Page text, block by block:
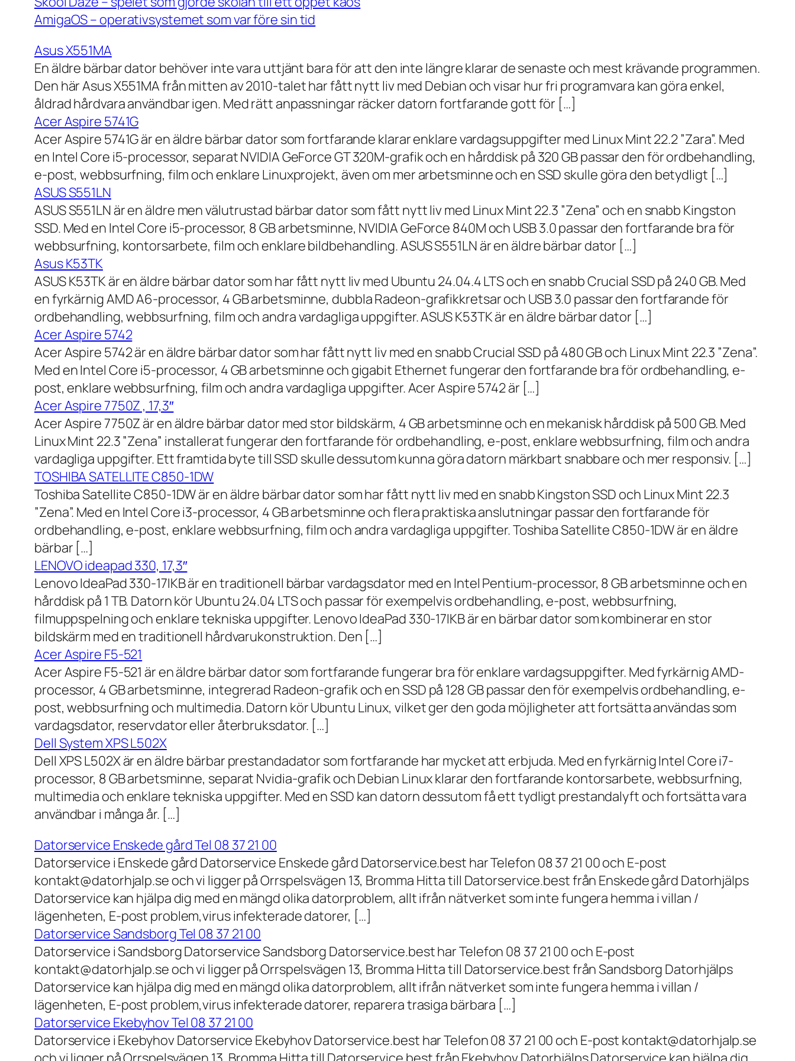
AmigaOS – operativsystemet som var före sin tid
Asus X551MA
En äldre bärbar dator behöver inte vara uttjänt bara för att den inte längre klarar de senaste och mest krävande programmen.
Den här Asus X551MA från mitten av 2010-talet har fått nytt liv med Debian och visar hur fri programvara kan göra enkel,
åldrad hårdvara användbar igen. Med rätt anpassningar räcker datorn fortfarande gott för […]
Acer Aspire 5741G
Acer Aspire 5741G är en äldre bärbar dator som fortfarande klarar enklare vardagsuppgifter med Linux Mint 22.2 ”Zara”. Med
en Intel Core i5-processor, separat NVIDIA GeForce GT 320M-grafik och en hårddisk på 320 GB passar den för ordbehandling,
e-post, webbsurfning, film och enklare Linuxprojekt, även om mer arbetsminne och en SSD skulle göra den betydligt […]
ASUS S551LN
ASUS S551LN är en äldre men välutrustad bärbar dator som fått nytt liv med Linux Mint 22.3 ”Zena” och en snabb Kingston
SSD. Med en Intel Core i5-processor, 8 GB arbetsminne, NVIDIA GeForce 840M och USB 3.0 passar den fortfarande bra för
webbsurfning, kontorsarbete, film och enklare bildbehandling. ASUS S551LN är en äldre bärbar dator […]
Asus K53TK
ASUS K53TK är en äldre bärbar dator som har fått nytt liv med Ubuntu 24.04.4 LTS och en snabb Crucial SSD på 240 GB. Med
en fyrkärnig AMD A6-processor, 4 GB arbetsminne, dubbla Radeon-grafikkretsar och USB 3.0 passar den fortfarande för
ordbehandling, webbsurfning, film och andra vardagliga uppgifter. ASUS K53TK är en äldre bärbar dator […]
Acer Aspire 5742
Acer Aspire 5742 är en äldre bärbar dator som har fått nytt liv med en snabb Crucial SSD på 480 GB och Linux Mint 22.3 ”Zena”.
Med en Intel Core i5-processor, 4 GB arbetsminne och gigabit Ethernet fungerar den fortfarande bra för ordbehandling, e-
post, enklare webbsurfning, film och andra vardagliga uppgifter. Acer Aspire 5742 är […]
Acer Aspire 7750Z , 17,3″
Acer Aspire 7750Z är en äldre bärbar dator med stor bildskärm, 4 GB arbetsminne och en mekanisk hårddisk på 500 GB. Med
Linux Mint 22.3 ”Zena” installerat fungerar den fortfarande för ordbehandling, e-post, enklare webbsurfning, film och andra
vardagliga uppgifter. Ett framtida byte till SSD skulle dessutom kunna göra datorn märkbart snabbare och mer responsiv. […]
TOSHIBA SATELLITE C850-1DW
Toshiba Satellite C850-1DW är en äldre bärbar dator som har fått nytt liv med en snabb Kingston SSD och Linux Mint 22.3
”Zena”. Med en Intel Core i3-processor, 4 GB arbetsminne och flera praktiska anslutningar passar den fortfarande för
ordbehandling, e-post, enklare webbsurfning, film och andra vardagliga uppgifter. Toshiba Satellite C850-1DW är en äldre
bärbar […]
LENOVO ideapad 330, 17,3″
Lenovo IdeaPad 330-17IKB är en traditionell bärbar vardagsdator med en Intel Pentium-processor, 8 GB arbetsminne och en
hårddisk på 1 TB. Datorn kör Ubuntu 24.04 LTS och passar för exempelvis ordbehandling, e-post, webbsurfning,
filmuppspelning och enklare tekniska uppgifter. Lenovo IdeaPad 330-17IKB är en bärbar dator som kombinerar en stor
bildskärm med en traditionell hårdvarukonstruktion. Den […]
Acer Aspire F5-521
Acer Aspire F5-521 är en äldre bärbar dator som fortfarande fungerar bra för enklare vardagsuppgifter. Med fyrkärnig AMD-
processor, 4 GB arbetsminne, integrerad Radeon-grafik och en SSD på 128 GB passar den för exempelvis ordbehandling, e-
post, webbsurfning och multimedia. Datorn kör Ubuntu Linux, vilket ger den goda möjligheter att fortsätta användas som
vardagsdator, reservdator eller återbruksdator. […]
Dell System XPS L502X
Dell XPS L502X är en äldre bärbar prestandadator som fortfarande har mycket att erbjuda. Med en fyrkärnig Intel Core i7-
processor, 8 GB arbetsminne, separat Nvidia-grafik och Debian Linux klarar den fortfarande kontorsarbete, webbsurfning,
multimedia och enklare tekniska uppgifter. Med en SSD kan datorn dessutom få ett tydligt prestandalyft och fortsätta vara
användbar i många år. […]
Datorservice Enskede gård Tel 08 37 21 00
Datorservice i Enskede gård Datorservice Enskede gård Datorservice.best har Telefon 08 37 21 00 och E-post
kontakt@datorhjalp.se och vi ligger på Orrspelsvägen 13, Bromma Hitta till Datorservice.best från Enskede gård Datorhjälps
Datorservice kan hjälpa dig med en mängd olika datorproblem, allt ifrån nätverket som inte fungera hemma i villan /
lägenheten, E-post problem,virus infekterade datorer, […]
Datorservice Sandsborg Tel 08 37 21 00
Datorservice i Sandsborg Datorservice Sandsborg Datorservice.best har Telefon 08 37 21 00 och E-post
kontakt@datorhjalp.se och vi ligger på Orrspelsvägen 13, Bromma Hitta till Datorservice.best från Sandsborg Datorhjälps
Datorservice kan hjälpa dig med en mängd olika datorproblem, allt ifrån nätverket som inte fungera hemma i villan /
lägenheten, E-post problem,virus infekterade datorer, reparera trasiga bärbara […]
Datorservice Ekebyhov Tel 08 37 21 00
Datorservice i Ekebyhov Datorservice Ekebyhov Datorservice.best har Telefon 08 37 21 00 och E-post kontakt@datorhjalp.se